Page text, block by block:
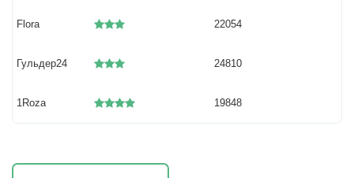
Flora 22054
Гульдер24 24810
1Roza 19848